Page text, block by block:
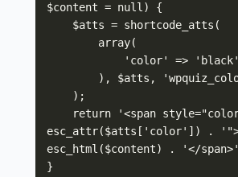
$content = null) {
esc_attr($atts['color']) .
esc_html($content) . '</
}